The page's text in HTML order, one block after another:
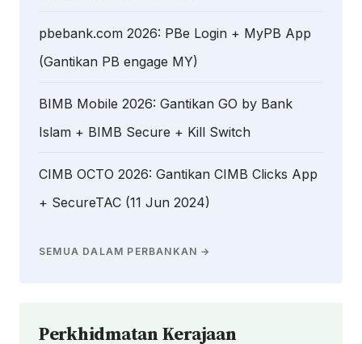
pbebank.com 2026: PBe Login + MyPB App
(Gantikan PB engage MY)
BIMB Mobile 2026: Gantikan GO by Bank
Islam + BIMB Secure + Kill Switch
CIMB OCTO 2026: Gantikan CIMB Clicks App
+ SecureTAC (11 Jun 2024)
SEMUA DALAM PERBANKAN →
Perkhidmatan Kerajaan